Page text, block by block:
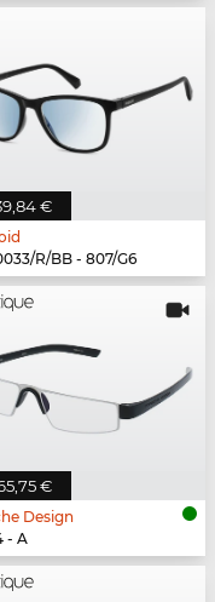
€
R/BB - 807/G6
€
Design
- A